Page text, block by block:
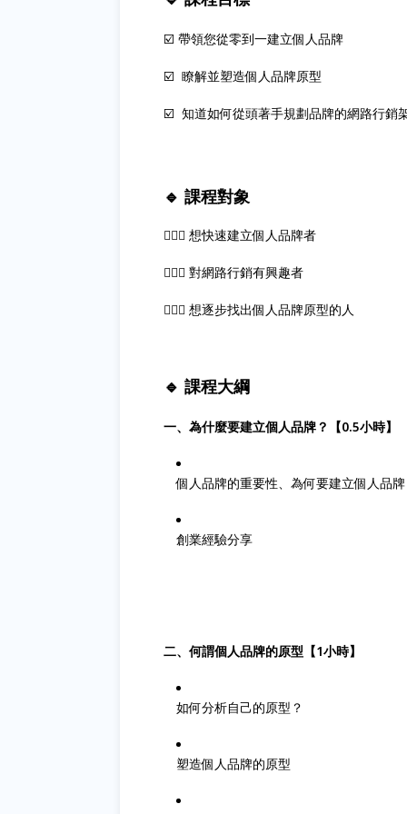
☑️ 帶領您從零到一建立個人品牌
☑️ ​​​​​​瞭解並塑造個人品牌原型
☑️ ​​​​​知道如何從頭著手規劃品牌的網路行銷
🔹 課程對象
🙋🏻‍♂️ ​​​​​​​想快速建立個人品牌者
🙋🏻‍♂️ 對網路行銷有興趣者
🙋🏻‍♂️ 想逐步找出個人品牌原型的人
🔹 課程大綱
一、為什麼要建立個人品牌？【0.5小時】
個人品牌的重要性、為何要建立個人品
創業經驗分享
二、何謂個人品牌的原型【1小時】
如何分析自己的原型？
塑造個人品牌的原型